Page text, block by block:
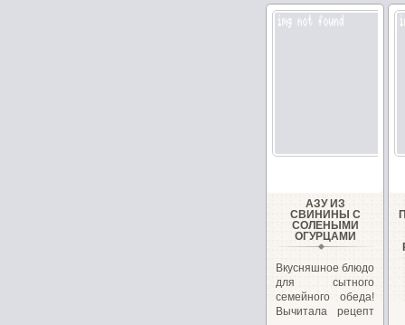
АЗУ ИЗ
СВИНИНЫ С
СОЛЕНЫМИ
ОГУРЦАМИ
Вкусняшное блюдо
для сытного
семейного обеда!
Вычитала рецепт